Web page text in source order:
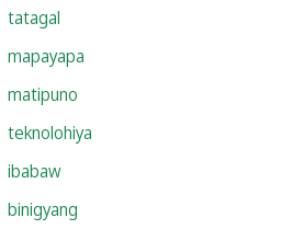
tatagal
mapayapa
matipuno
teknolohiya
ibabaw
binigyang